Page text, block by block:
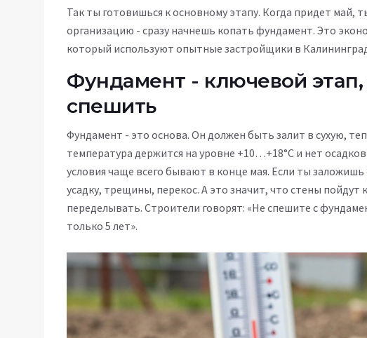
Так ты готовишься к основному этапу. Когда придет май,
организацию - сразу начнешь копать фундамент. Это
который используют опытные застройщики в
Фундамент - ключевой этап,
спешить
Фундамент - это основа. Он должен быть залит в сухую,
температура держится на уровне +10…+18°C и нет
условия чаще всего бывают в конце мая. Если ты
усадку, трещины, перекос. А это значит, что стены пойдут
переделывать. Строители говорят: «Не спешите с
только 5 лет».